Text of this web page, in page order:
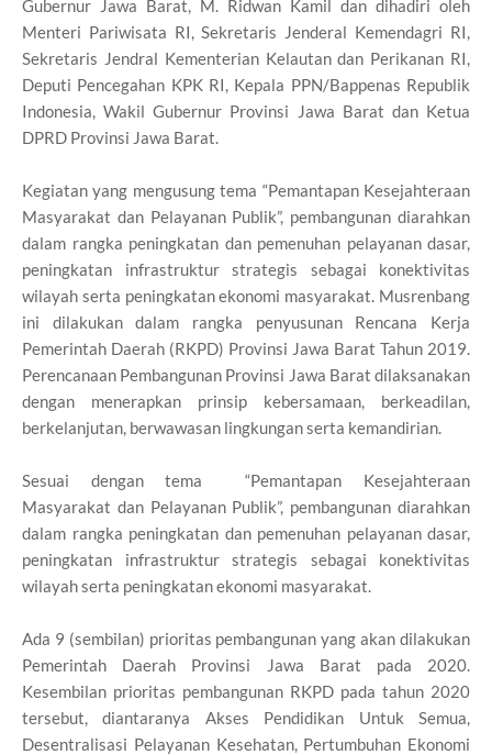
Gubernur Jawa Barat, M. Ridwan Kamil dan dihadiri oleh
Menteri Pariwisata RI, Sekretaris Jenderal Kemendagri RI,
Sekretaris Jendral Kementerian Kelautan dan Perikanan RI,
Deputi Pencegahan KPK RI, Kepala PPN/Bappenas Republik
Indonesia, Wakil Gubernur Provinsi Jawa Barat dan Ketua
DPRD Provinsi Jawa Barat.
Kegiatan yang mengusung tema “Pemantapan Kesejahteraan
Masyarakat dan Pelayanan Publik”, pembangunan diarahkan
dalam rangka peningkatan dan pemenuhan pelayanan dasar,
peningkatan infrastruktur strategis sebagai konektivitas
wilayah serta peningkatan ekonomi masyarakat. Musrenbang
ini dilakukan dalam rangka penyusunan Rencana Kerja
Pemerintah Daerah (RKPD) Provinsi Jawa Barat Tahun 2019.
Perencanaan Pembangunan Provinsi Jawa Barat dilaksanakan
dengan menerapkan prinsip kebersamaan, berkeadilan,
berkelanjutan, berwawasan lingkungan serta kemandirian.
Sesuai dengan tema “Pemantapan Kesejahteraan
Masyarakat dan Pelayanan Publik”, pembangunan diarahkan
dalam rangka peningkatan dan pemenuhan pelayanan dasar,
peningkatan infrastruktur strategis sebagai konektivitas
wilayah serta peningkatan ekonomi masyarakat.
Ada 9 (sembilan) prioritas pembangunan yang akan dilakukan
Pemerintah Daerah Provinsi Jawa Barat pada 2020.
Kesembilan prioritas pembangunan RKPD pada tahun 2020
tersebut, diantaranya Akses Pendidikan Untuk Semua,
Desentralisasi Pelayanan Kesehatan, Pertumbuhan Ekonomi